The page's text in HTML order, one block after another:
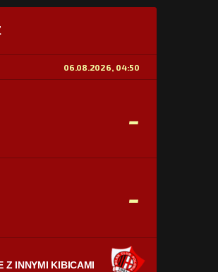
STATYSTYKI
100%
06.08.2026, 04:50
-
-
Z INNYMI KIBICAMI